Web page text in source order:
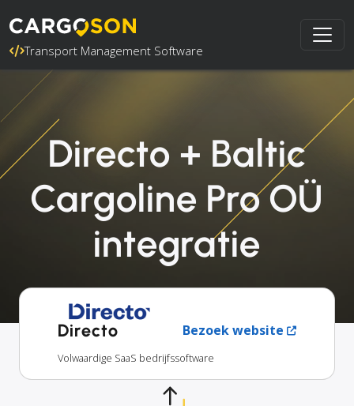
Transport Management Software
Directo + Baltic
Cargoline Pro OÜ
integratie
Directo Bezoek website
Volwaardige SaaS bedrijfssoftware